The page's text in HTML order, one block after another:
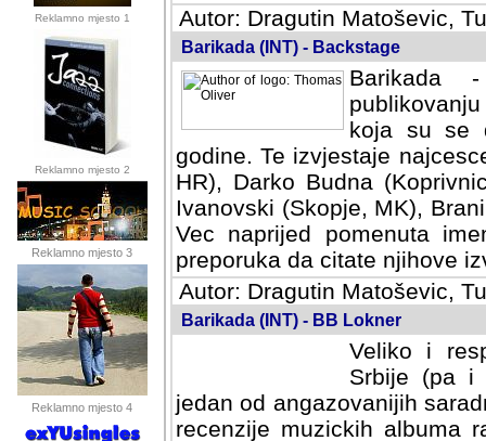
Reklamno mjesto 1
Reklamno mjesto 2
Reklamno mjesto 3
Reklamno mjesto 4
Autor: Dragutin Matoševic,
Barikada (INT) - Backstage
Barikada
koja su se
godine. Te izvjestaje
HR), Darko Budna
Ivanovski (Skopje, MK),
Vec naprijed pomenuta
preporuka da citate njihove
Autor: Dragutin Matoševic,
Barikada (INT) - BB Lokner
Veliko i
Srbije (pa i
jedan od angazovanijih
recenzije muzickih albuma